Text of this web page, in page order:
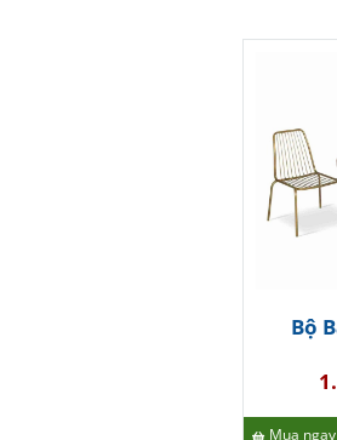
Bộ
Mua ngay